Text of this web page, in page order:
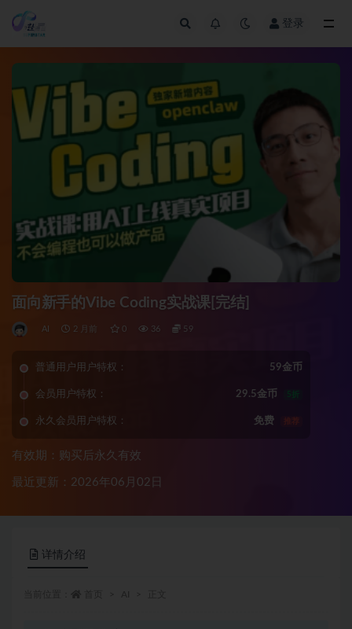
登录
面向新手的Vibe Coding实战课[完结]
AI 2 月前 0 36 59
普通用户用户特权： 59金币
会员用户特权： 29.5金币 5折
永久会员用户特权： 免费 推荐
有效期：购买后永久有效
最近更新：2026年06月02日
详情介绍